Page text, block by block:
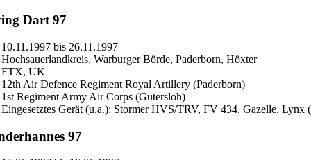
Dart 97
10.11.1997 bis 26.11.1997
Hochsauerlandkreis, Warburger Börde, Paderborn, Höxter
FTX, UK
12th Air Defence Regiment Royal Artillery (Paderborn)
1st Regiment Army Air Corps (Gütersloh)
Eingesetztes Gerät (u.a.): Stormer HVS/TRV, FV 434, Gazelle, Lynx
97